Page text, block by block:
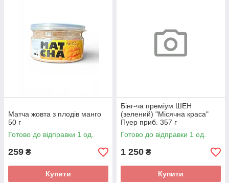
Матча жовта з плодів манго
50 г
Готово до відправки 1 од.
259 ₴
Купити
Бінг-ча преміум ШЕН
(зелений) "Місячна краса"
Пуер приб. 357 г
Готово до відправки 1 од.
1 250 ₴
Купити